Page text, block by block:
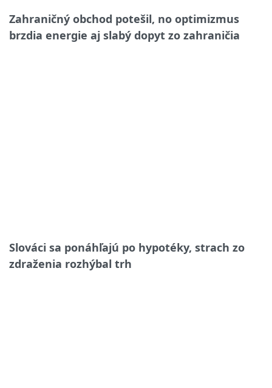
Zahraničný obchod potešil, no optimizmus
brzdia energie aj slabý dopyt zo zahraničia
Slováci sa ponáhľajú po hypotéky, strach zo
zdraženia rozhýbal trh